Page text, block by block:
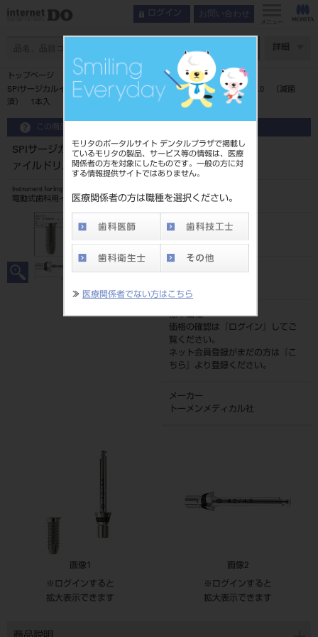
モリタのポータルサイト デンタルプラザで掲載し
ているモリタの製品、サービス等の情報は、医療
関係者の方を対象にしたものです。一般の方に対
する情報提供サイトではありません。
医療関係者の方は職種を選択ください。
≫ 医療関係者でない方はこちら
ログイン お問い合わせ
メニュー
詳細
トップページ
SPIサージカルインスツルメント エレメント プロファイルドリル 6.0 （滅菌
済） 1本入
この商品に関するお問い合わせ
SPIサージカルインスツルメント エレメント プロフ
ァイルドリル 6.0 （滅菌済） 1本入
Instrument for Implant
電動式歯科用インプラント手術器具
品目コード
JAN/EANコード
標準価格
価格の確認は『
ログイン
』してご
覧ください。
ネット会員登録がまだの方は『
こ
ちら
』より登録ください。
メーカー
トーメンメディカル社
画像1
※ログインすると
拡大表示できます
画像2
※ログインすると
拡大表示できます